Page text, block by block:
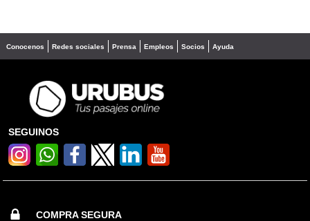
Conocenos Redes sociales Prensa Empleos Socios Ayuda
SEGUINOS
COMPRA SEGURA